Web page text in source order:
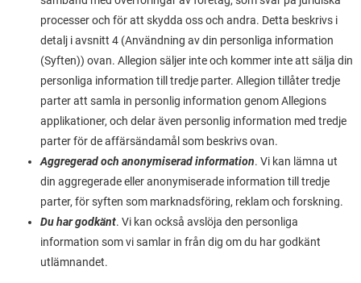
processer och för att skydda oss och andra. Detta beskrivs i
detalj i avsnitt 4 (Användning av din personliga information
(Syften)) ovan. Allegion säljer inte och kommer inte att sälja din
personliga information till tredje parter. Allegion tillåter tredje
parter att samla in personlig information genom Allegions
applikationer, och delar även personlig information med tredje
parter för de affärsändamål som beskrivs ovan.
Aggregerad och anonymiserad information. Vi kan lämna ut
din aggregerade eller anonymiserade information till tredje
parter, för syften som marknadsföring, reklam och forskning.
Du har godkänt. Vi kan också avslöja den personliga
information som vi samlar in från dig om du har godkänt
utlämnandet.